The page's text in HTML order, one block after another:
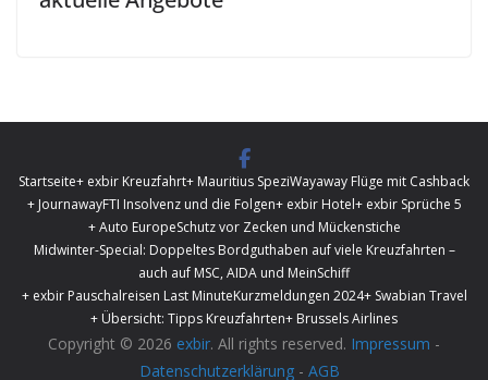
Startseite+ exbir Kreuzfahrt+ Mauritius SpeziWayaway Flüge mit Cashback
+ JournawayFTI Insolvenz und die Folgen+ exbir Hotel+ exbir Sprüche 5
+ Auto EuropeSchutz vor Zecken und Mückenstiche
Midwinter-Special: Doppeltes Bordguthaben auf viele Kreuzfahrten –
auch auf MSC, AIDA und MeinSchiff
+ exbir Pauschalreisen Last MinuteKurzmeldungen 2024+ Swabian Travel
+ Übersicht: Tipps Kreuzfahrten+ Brussels Airlines
Copyright © 2026 exbir. All rights reserved. Impressum -
Datenschutzerklärung - AGB